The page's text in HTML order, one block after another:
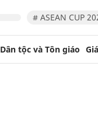
# ASEAN CUP
Dân tộc và Tôn giáo